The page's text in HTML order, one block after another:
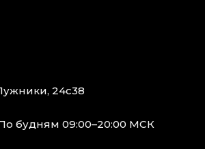
24с38
будням 09:00–20:00 МСК